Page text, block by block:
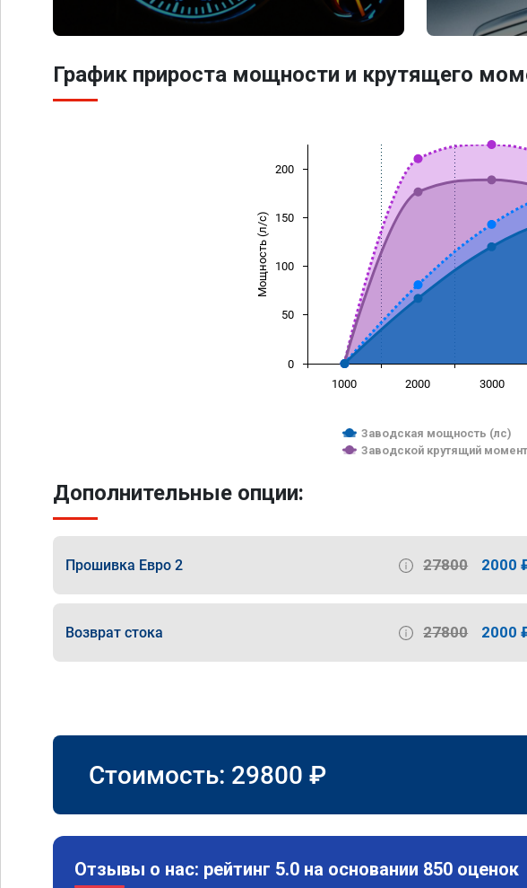
График прироста мощности и крутящего
Мощность (л/с)
Заводская мощность (лс)
Заводской крутящий
1000 2000 3000
0
50
100
150
200
Дополнительные опции:
Прошивка Евро 2 27800 2000
Возврат стока 27800 2000
Стоимость: 29800 ₽
Отзывы о нас: рейтинг 5.0 на основании 850 оценок